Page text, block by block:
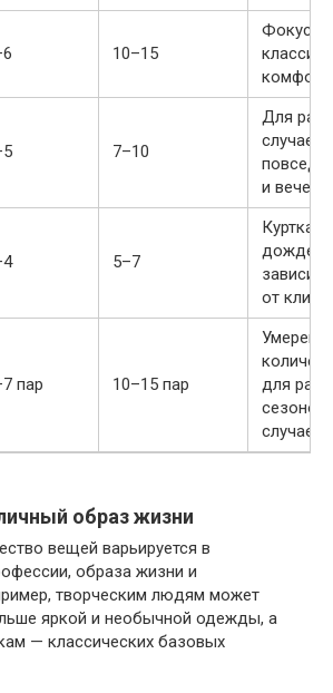
10–15
Фокус на
7–10
Для
случаев:
и
5–7
Куртка,
от
пар 10–15 пар
для
сезонов
случаев
образ жизни
вещей варьируется в
образа жизни и
творческим людям может
яркой и необычной одежды, а
— классических базовых